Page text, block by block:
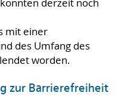
derzeit noch
mit einer
des Umfang des
worden.
zur Barrierefreiheit